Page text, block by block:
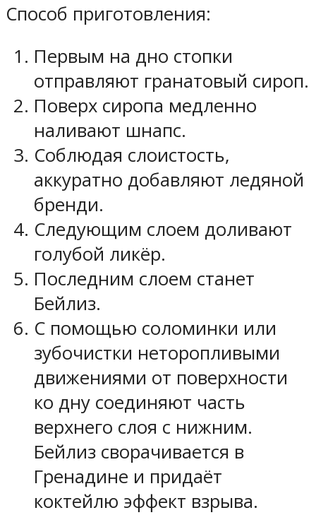
Способ приготовления:
Первым на дно стопки
отправляют гранатовый сироп.
Поверх сиропа медленно
наливают шнапс.
Соблюдая слоистость,
аккуратно добавляют ледяной
бренди.
Следующим слоем доливают
голубой ликёр.
Последним слоем станет
Бейлиз.
С помощью соломинки или
зубочистки неторопливыми
движениями от поверхности
ко дну соединяют часть
верхнего слоя с нижним.
Бейлиз сворачивается в
Гренадине и придаёт
коктейлю эффект взрыва.